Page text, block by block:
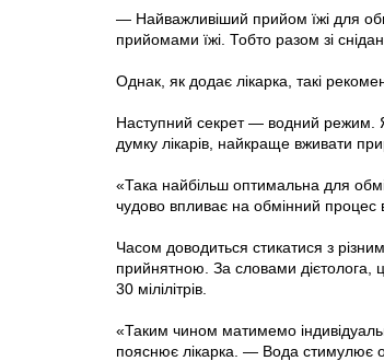
— Найважливіший прийом їжі для
прийомами їжі. Тобто разом зі
Однак, як додає лікарка, такі
Наступний секрет — водний режим.
думку лікарів, найкраще вживати
«Така найбільш оптимальна для
чудово впливає на обмінний процес в
Часом доводиться стикатися з
прийнятною. За словами дієтолога,
30 мілілітрів.
«Таким чином матимемо
пояснює лікарка. — Вода стимулює